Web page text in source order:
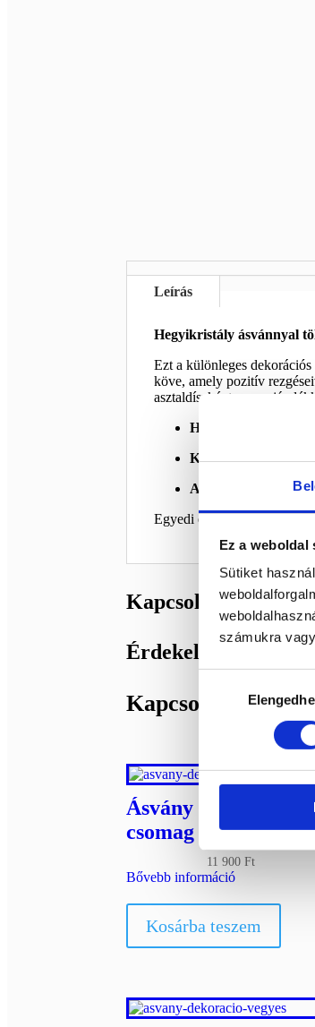
Ez a weboldal
Sütiket
számukra
kiválasztása
Leírás
Hegyikristály ásvánnyal
Ezt a különleges
köve, amely pozitív
asztaldíszként vagy
Hegyikristály
Különleges
Ajándékötlet
–
Egyedi és különleges
Kapcsolódó
Érdekelhetnek még…
Kapcsolódó
Ásvány dekorációs
csomag
11 900Ft
Bővebb információ
Kosárba teszem